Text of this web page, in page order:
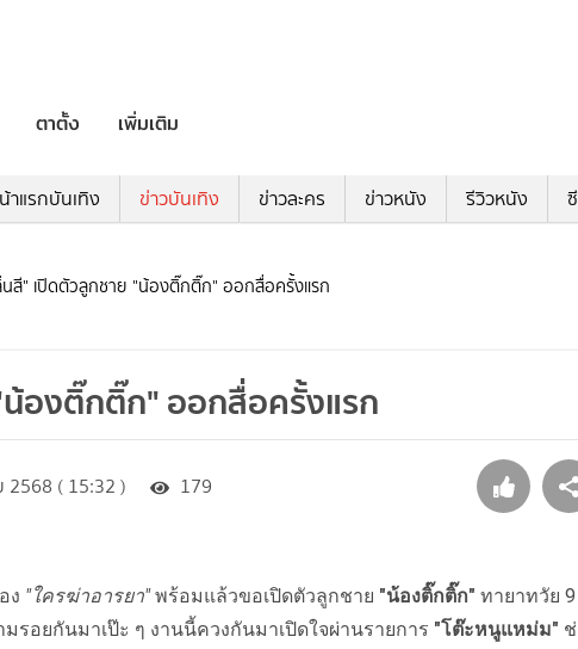
ตาตั้ง เพิ่มเติม
าแรกบันเทิง ข่าวบันเทิง ข่าวละคร ข่าวหนัง รีวิวหนัง
สี" เปิดตัวลูกชาย "น้องติ๊กติ๊ก" ออกสื่อครั้งแรก
องติ๊กติ๊ก" ออกสื่อครั้งแรก
2568 ( 15:32 ) 179
ง "ใครฆ่าอารยา"พร้อมแล้วขอเปิดตัวลูกชาย "น้องติ๊กติ๊ก"ทายาทวัย 9
อยกันมาเป๊ะ ๆ งานนี้ควงกันมาเปิดใจผ่านรายการ "โต๊ะหนูแหม่ม"